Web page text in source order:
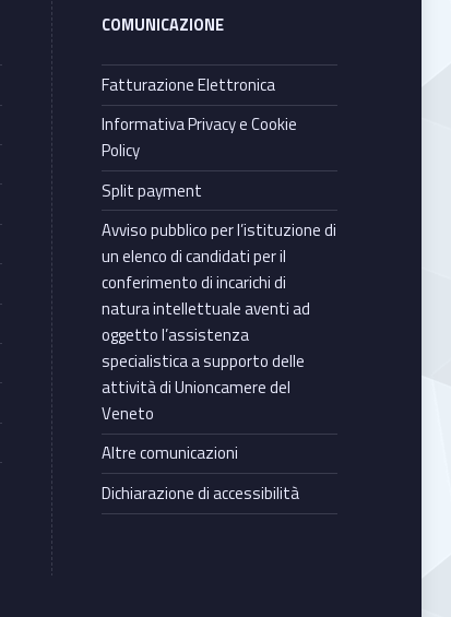
COMUNICAZIONE
Fatturazione Elettronica
Informativa Privacy e Cookie
Policy
Split payment
Avviso pubblico per l’istituzione di
un elenco di candidati per il
conferimento di incarichi di
natura intellettuale aventi ad
oggetto l’assistenza
specialistica a supporto delle
attività di Unioncamere del
Veneto
Altre comunicazioni
Dichiarazione di accessibilità